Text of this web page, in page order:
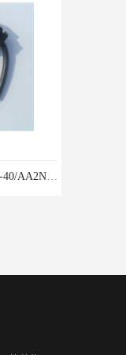
水泥厂用DG1300-PJ-1-2-40/AA2N压力变送器